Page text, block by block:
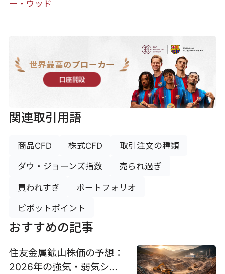
ー・ウッド
世界最高のブローカー
口座開設
関連取引用語
商品CFD 株式CFD 取引注文の種類
ダウ・ジョーンズ指数 売られ過ぎ
買われすぎ ポートフォリオ
ピボットポイント
おすすめの記事
住友金属鉱山株価の予想：
2026年の強気・弱気シナ